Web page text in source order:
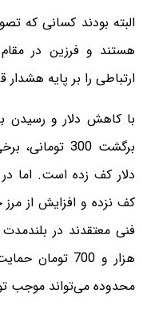
البته بودند کسانی که
هستند و فرزین در
ارتباطی را بر پایه هشدار
برگشت 300
دلار کف زده است. اما
کف نزده و افزایش از
هزار و 700
محدوده می‌تواند موجب